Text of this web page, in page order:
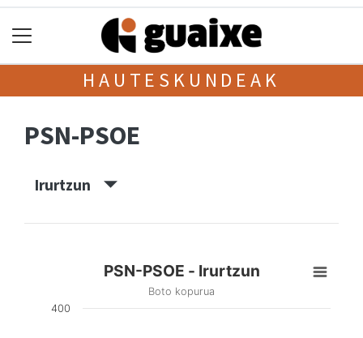
HAUTESKUNDEAK
PSN-PSOE
Irurtzun
PSN-PSOE - Irurtzun
Boto kopurua
400